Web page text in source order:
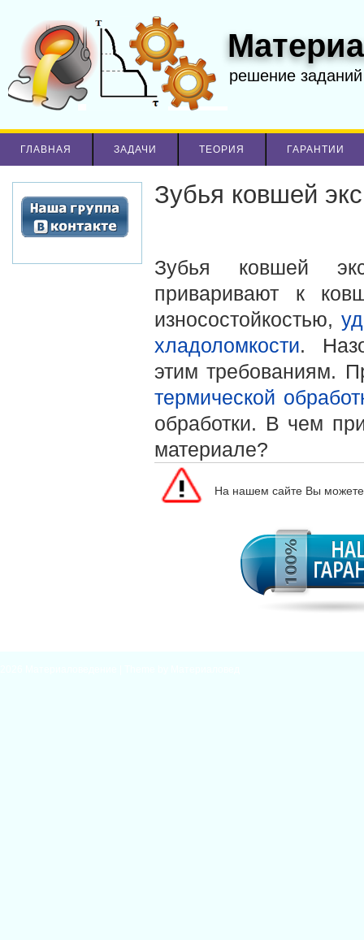
решение
ГЛАВНАЯ ЗАДАЧИ ТЕОРИЯ ГАРАНТИИ
Зубья ковшей
Зубья ковшей
приваривают к
износостойкостью,
хладоломкости.
этим требованиям.
термической
обработки. В чем
материале?
На нашем сайте Вы